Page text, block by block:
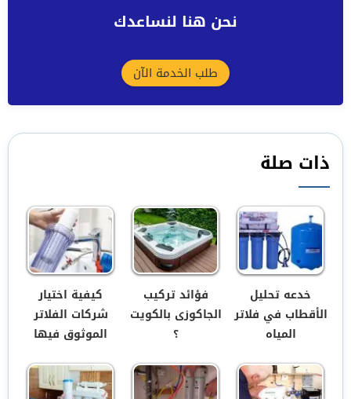
نحن هنا لنساعدك
طلب الخدمة الآن
ذات صلة
خدعه تحليل
الأقطاب في فلاتر
المياه
فؤائد تركيب
الجاكوزى بالكويت
؟
كيفية اختيار
شركات الفلاتر
الموثوق فيها